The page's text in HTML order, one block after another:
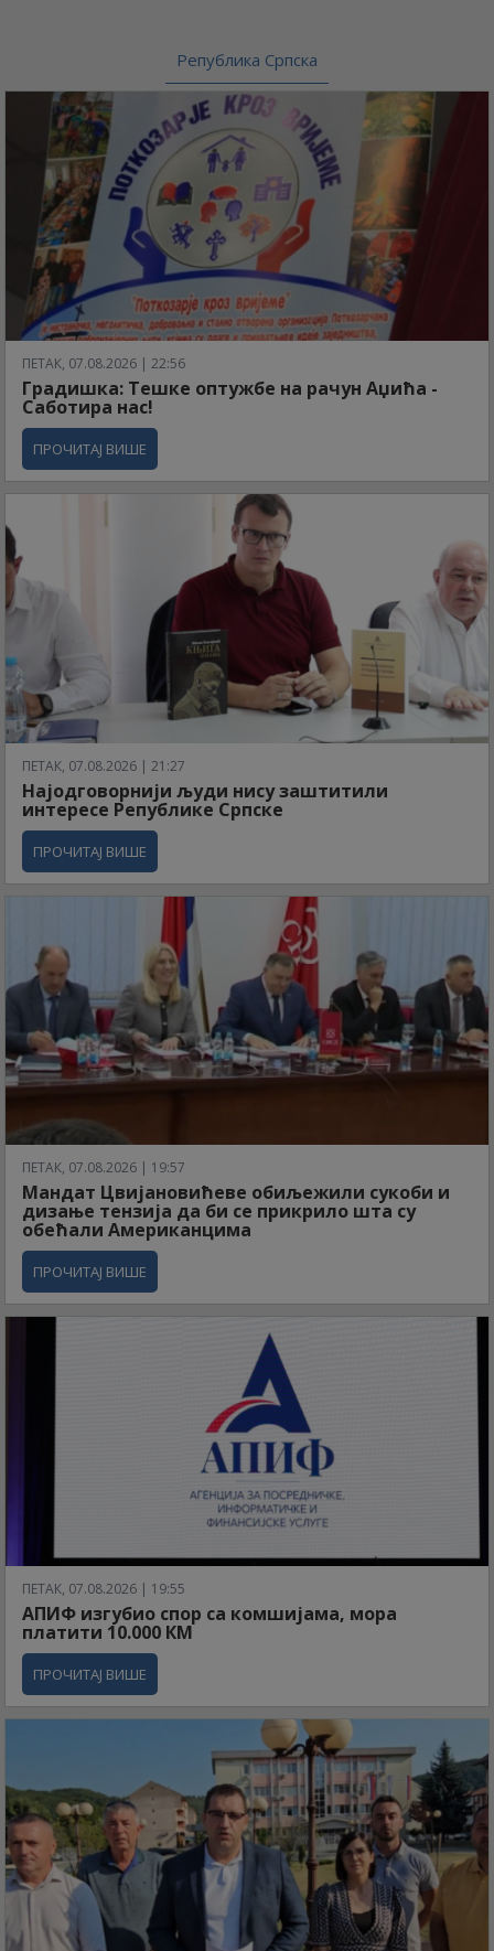
Република Српска
ПЕТАК, 07.08.2026 | 22:56
Градишка: Тешке оптужбе на рачун Аџића -
Саботира нас!
ПРОЧИТАЈ ВИШЕ
ПЕТАК, 07.08.2026 | 21:27
Најодговорнији људи нису заштитили
интересе Републике Српске
ПРОЧИТАЈ ВИШЕ
ПЕТАК, 07.08.2026 | 19:57
Мандат Цвијановићеве обиљежили сукоби и
дизање тензија да би се прикрило шта су
обећали Американцима
ПРОЧИТАЈ ВИШЕ
ПЕТАК, 07.08.2026 | 19:55
АПИФ изгубио спор са комшијама, мора
платити 10.000 КМ
ПРОЧИТАЈ ВИШЕ